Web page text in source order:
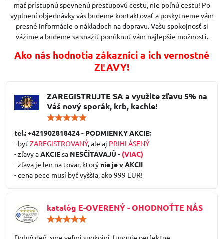
mať prístupnú spevnenú prestupovú cestu, nie poľnú cestu! Po
vyplnení objednávky vás budeme kontaktovať a poskytneme vám
presné informácie o nákladoch na dopravu. Vašu spokojnosť si
vážime a budeme sa snažiť ponúknuť vám najlepšie možnosti.
Ako nás hodnotia zákazníci a ich vernostné
ZĽAVY!
ZAREGISTRUJTE SA a využite zľavu 5% na
Váš nový sporák, krb, kachle!
/
5
tel.: +421902818424 - PODMIENKY AKCIE:
- byť ZAREGISTROVANÝ, ale aj PRIHLÁSENÝ
- zľavy aAKCIEsa NESČÍTAVAJÚ - (VIAC)
- zľava je len na tovar, ktorý nie je v AKCII
- cena pece musí byť vyššia, ako 999 EUR!
katalóg E-OVERENÝ - OHODNOŤTE NÁS